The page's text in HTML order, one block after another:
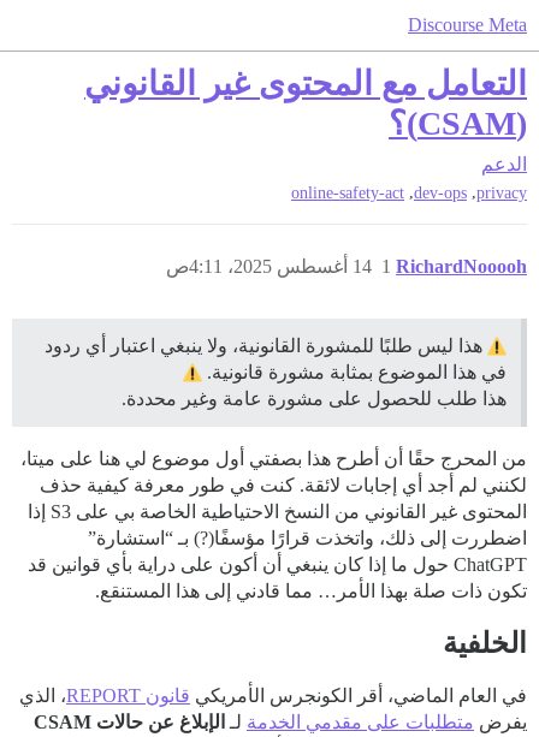
Discourse Meta
التعامل مع المحتوى غير القانوني
(CSAM)؟
الدعم
privacy
,
dev-ops
,
online-safety-act
RichardNooooh 14 أغسطس 2025، 4:11ص 1
هذا ليس طلبًا للمشورة القانونية، ولا ينبغي اعتبار أي ردود
في هذا الموضوع بمثابة مشورة قانونية.
هذا طلب للحصول على مشورة عامة وغير محددة.
من المحرج حقًا أن أطرح هذا بصفتي أول موضوع لي هنا على ميتا،
لكنني لم أجد أي إجابات لائقة. كنت في طور معرفة كيفية حذف
المحتوى غير القانوني من النسخ الاحتياطية الخاصة بي على S3 إذا
اضطررت إلى ذلك، واتخذت قرارًا مؤسفًا(?) بـ “استشارة”
ChatGPT حول ما إذا كان ينبغي أن أكون على دراية بأي قوانين قد
تكون ذات صلة بهذا الأمر… مما قادني إلى هذا المستنقع.
الخلفية
في العام الماضي، أقر الكونجرس الأمريكي قانون REPORT
، الذي
يفرض متطلبات على مقدمي الخدمة لـ الإبلاغ عن حالات CSAM